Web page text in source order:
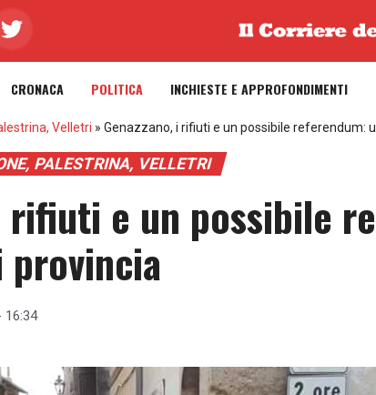
CRONACA POLITICA INCHIESTE E APPROFONDIMENTI
Velletri » Genazzano, i rifiuti e un possibile referendum:
PALESTRINA, VELLETRI
rifiuti e un possibile
16:34